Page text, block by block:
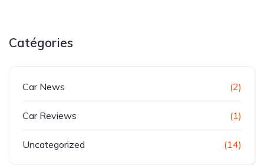
Catégories
Car News (2)
Car Reviews (1)
Uncategorized (14)